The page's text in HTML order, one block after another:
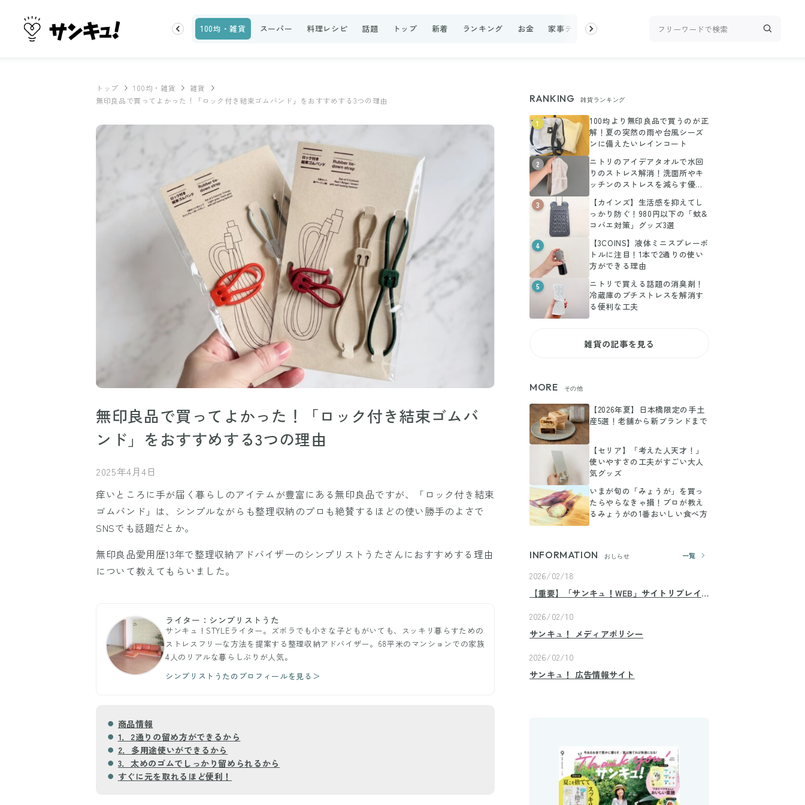
家事テク 収納・片付け ビューティ 100均・雑貨 スーパー 料理レシピ 話題 トップ 新着 ランキング お金 家事テク 収納・片付け ビューティ 100均・雑貨
トップ 100均・雑貨
雑貨
無印良品で買ってよかった！「ロック付き結束ゴムバンド」をおすすめする3つの理由
無印良品で買ってよかった！「ロック付き結束ゴムバ
ンド」をおすすめする3つの理由
2025年4月4日
痒いところに手が届く暮らしのアイテムが豊富にある無印良品ですが、「ロック付き結束
ゴムバンド」は、シンプルながらも整理収納のプロも絶賛するほどの使い勝手のよさで
SNSでも話題だとか。
無印良品愛用歴13年で整理収納アドバイザーのシンプリストうたさんにおすすめする理由
について教えてもらいました。
ライター：シンプリストうた
サンキュ！STYLEライター。ズボラでも小さな子どもがいても、スッキリ暮らすための
ストレスフリーな方法を提案する整理収納アドバイザー。68平米のマンションでの家族
4人のリアルな暮らしぶりが人気。
シンプリストうたのプロフィールを見る＞
商品情報
1．2通りの留め方ができるから
2．多用途使いができるから
3．太めのゴムでしっかり留められるから
すぐに元を取れるほど便利！
RANKING 雑貨ランキング
1
100均より無印良品で買うのが正
解！夏の突然の雨や台風シーズ
ンに備えたいレインコート
2
ニトリのアイデアタオルで水回
りのストレス解消！洗面所やキ
ッチンのストレスを減らす優秀
3
【カインズ】生活感を抑えてし
っかり防ぐ！980円以下の「蚊&
コバエ対策」グッズ3選
4
【3COINS】液体ミニスプレーボ
トルに注目！1本で2通りの使い
方ができる理由
5
ニトリで買える話題の消臭剤！
冷蔵庫のプチストレスを解消す
る便利な工夫
雑貨の記事を見る
MORE その他
【2026年夏】日本橋限定の手土
産5選！老舗から新ブランドまで
【セリア】「考えた人天才！」
使いやすさの工夫がすごい大人
気グッズ
いまが旬の「みょうが」を買っ
たらやらなきゃ損！プロが教え
るみょうがの1番おいしい食べ方
INFORMATION おしらせ 一覧
2026/02/18
【重要】「サンキュ！WEB」サイトリプレイ
2026/02/10
サンキュ！ メディアポリシー
2026/02/10
サンキュ！ 広告情報サイト